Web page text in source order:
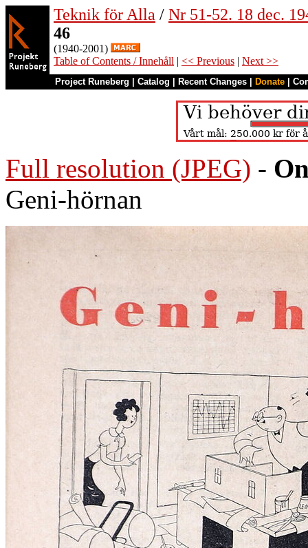
Teknik för Alla / Nr 51-52. 18 dec.
46
(1940-2001)
Table of Contents / Innehåll | << Previous | Next >>
Project Runeberg Catalog Recent Changes Donate
Full resolution (JPEG) -
Geni-hörnan